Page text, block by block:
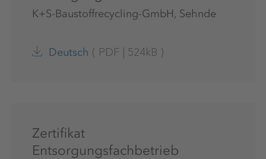
K+S-Baustoffrecycling-GmbH, Sehnde
Deutsch ( PDF | 524kB )
Zertifikat
Entsorgungsfachbetrieb